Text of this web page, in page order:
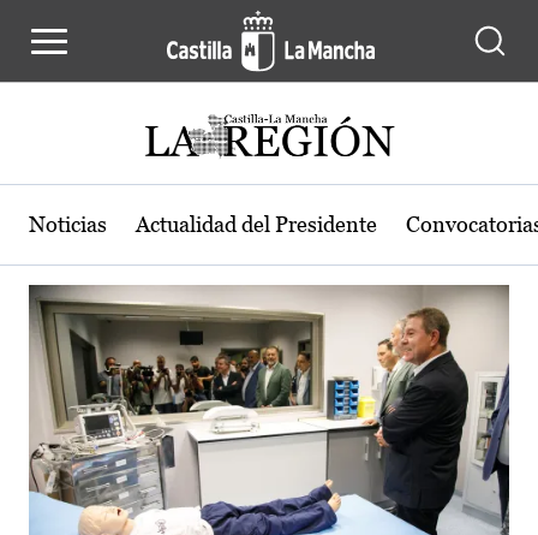
Actualidad de la región de Castilla-
Noticias Actualidad del Presidente